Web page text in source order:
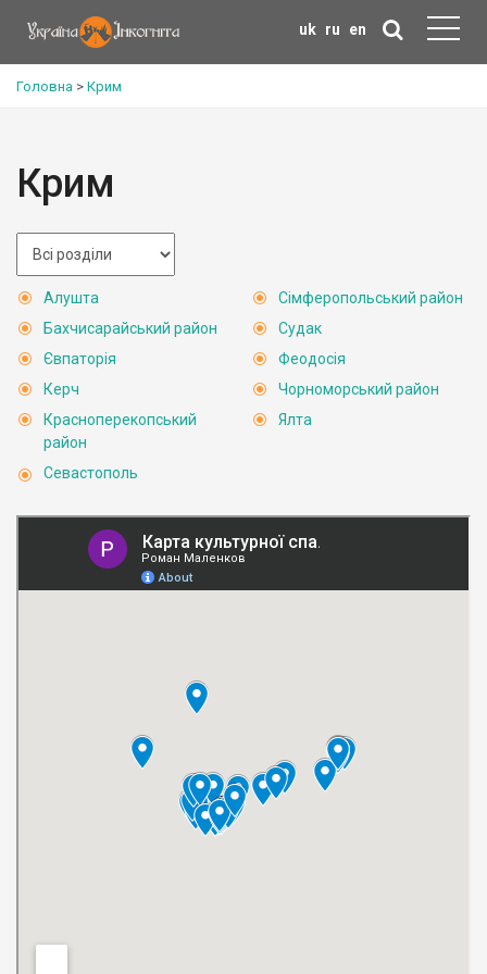
uk ru en
Головна > Крим
Крим
Алушта
Бахчисарайський район
Євпаторія
Керч
Красноперекопський
район
Севастополь
Сімферопольський район
Судак
Феодосія
Чорноморський район
Ялта